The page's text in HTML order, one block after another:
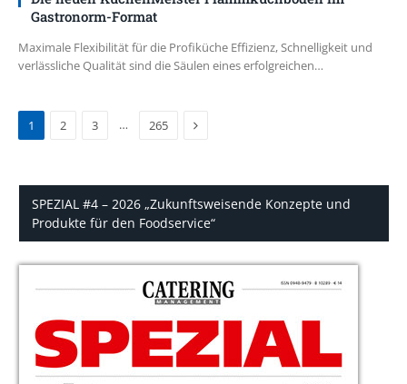
Gastronorm-Format
Maximale Flexibilität für die Profiküche Effizienz, Schnelligkeit und
verlässliche Qualität sind die Säulen eines erfolgreichen…
1 2 3 … 265 Next
SPEZIAL #4 – 2026 „Zukunftsweisende Konzepte und
Produkte für den Foodservice“